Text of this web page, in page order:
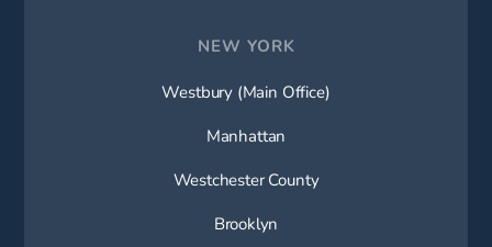
NEW YORK
Westbury (Main Office)
Manhattan
Westchester County
Brooklyn